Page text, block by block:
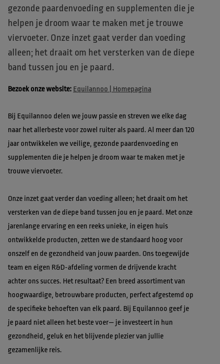
gezonde paardenvoeding en supplementen die je
helpen je droom waar te maken met je trouwe
viervoeter. Onze inzet gaat verder dan voeding
alleen; het draait om het versterken van de diepe
band tussen jou en je paard.
Bezoek onze website: Equilannoo | Homepagina
Bij Equilannoo delen we jouw passie en streven we elke dag
naar het allerbeste voor zowel ruiter als paard. Al meer dan 120
jaar ontwikkelen we veilige, gezonde paardenvoeding en
supplementen die je helpen je droom waar te maken met je
trouwe viervoeter.
Onze inzet gaat verder dan voeding alleen; het draait om het
versterken van de diepe band tussen jou en je paard. Met onze
jarenlange ervaring en een reeks unieke, in eigen huis
ontwikkelde producten, zetten we de standaard hoog voor
onszelf en de gezondheid van jouw paarden. Ons toegewijde
team en eigen R&D-afdeling vormen de drijvende kracht
achter ons succes. Het resultaat? Een breed assortiment van
hoogwaardige, betrouwbare producten, perfect afgestemd op
de specifieke behoeften van elk paard. Bij Equilannoo geef je
je paard niet alleen het beste voer— je investeert in hun
gezondheid, geluk en het blijvende plezier van jullie
gezamenlijke reis.